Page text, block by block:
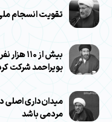
تقویت انسجام
بیش از
بویراحمد شرکت
میدان‌داری اصلی
مردمی باشد